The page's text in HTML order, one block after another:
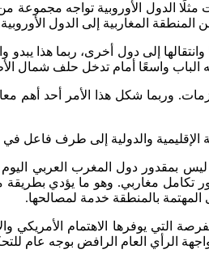
الدول الأوروبية تواجه مجموعة
المغاربية إلى الدول
إلى دول أخرى، ربما هذا يبدو
وربما شكل هذا الأمر أحد أهم
والدولية إلى طرف فاعل في
بمقدور دول المغرب العربي
تكامل مغاربي. وهو ما يؤدي
المهتمة بالمنطقة خدمة لمصالحها.
التي يوفرها الاهتمام الأمريكي
الرأي العام الرافض بوجه عام